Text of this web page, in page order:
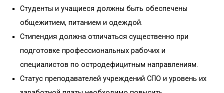
Студенты и учащиеся должны быть обеспечены
общежитием, питанием и одеждой.
Стипендия должна отличаться существенно при
подготовке профессиональных рабочих и
специалистов по остродефицитным направлениям.
Статус преподавателей учреждений СПО и уровень их